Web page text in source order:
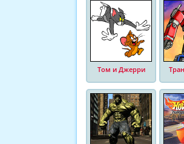
Том и Джерри